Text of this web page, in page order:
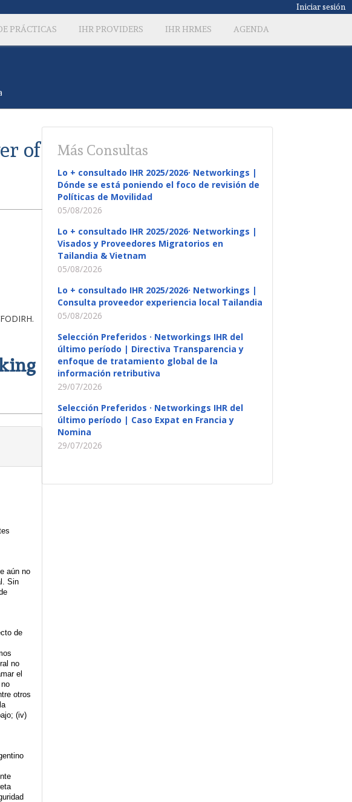
Iniciar sesión
PRÁCTICAS IHR PROVIDERS IHR HRMES AGENDA
of
aún no
Sin
de
no
el
otros
(iv)
Más Consultas
Lo + consultado IHR 2025/2026· Networkings |
Dónde se está poniendo el foco de revisión de
Políticas de Movilidad
05/08/2026
Lo + consultado IHR 2025/2026· Networkings |
Visados y Proveedores Migratorios en
Tailandia & Vietnam
05/08/2026
Lo + consultado IHR 2025/2026· Networkings |
Consulta proveedor experiencia local Tailandia
05/08/2026
Selección Preferidos · Networkings IHR del
último período | Directiva Transparencia y
enfoque de tratamiento global de la
información retributiva
29/07/2026
Selección Preferidos · Networkings IHR del
último período | Caso Expat en Francia y
Nomina
29/07/2026